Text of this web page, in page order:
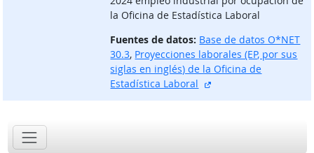
la Oficina de Estadística Laboral
Fuentes de datos: Base de datos O*NET
30.3, Proyecciones laborales (EP, por sus
siglas en inglés) de la Oficina de
Estadística Laboral